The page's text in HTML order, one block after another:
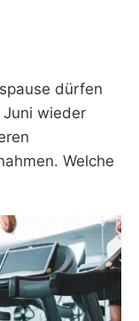
dürfen
wieder
Welche